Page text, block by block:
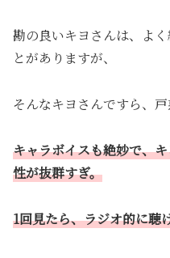
勘の良いキヨさんは、よ
とがありますが、
そんなキヨさんですら、戸
キャラボイスも絶妙で、
性が抜群すぎ。
1回見たら、ラジオ的に聴